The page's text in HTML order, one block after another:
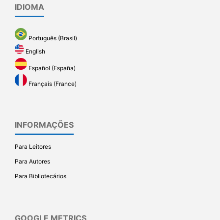
IDIOMA
Português (Brasil)
English
Español (España)
Français (France)
INFORMAÇÕES
Para Leitores
Para Autores
Para Bibliotecários